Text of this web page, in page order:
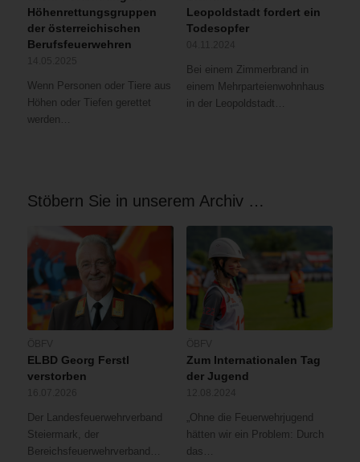
Höhenrettungsgruppen
der österreichischen
Berufsfeuerwehren
Wenn Personen oder Tiere aus
Höhen oder Tiefen gerettet
werden…
Leopoldstadt fordert ein
Todesopfer
Bei einem Zimmerbrand in
einem Mehrparteienwohnhaus
in der Leopoldstadt…
Stöbern Sie in unserem Archiv …
ELBD Georg Ferstl
verstorben
Der Landesfeuerwehrverband
Steiermark, der
Bereichsfeuerwehrverband…
Zum Internationalen Tag
der Jugend
„Ohne die Feuerwehrjugend
hätten wir ein Problem: Durch
das…